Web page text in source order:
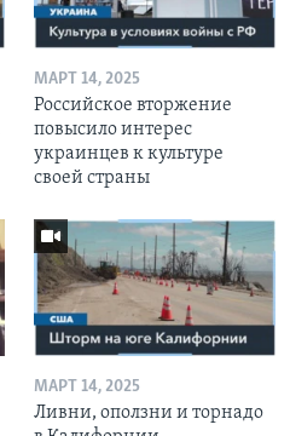
МАРТ 14, 2025
Российское вторжение
повысило интерес
украинцев к культуре
своей страны
МАРТ 14, 2025
Ливни, оползни и торнадо